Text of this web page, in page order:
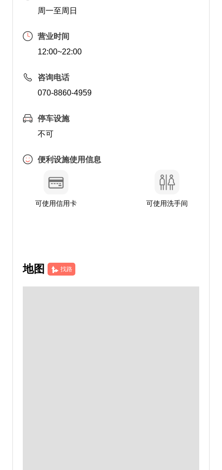
周一至周日
营业时间
12:00~22:00
咨询电话
070-8860-4959
停车设施
不可
便利设施使用信息
可使用信用卡 可使用洗手间
地图 找路